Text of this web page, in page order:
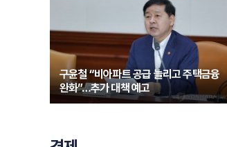
구윤철 “비아파트 공급 늘리고 주택금융
완화”…추가 대책 예고